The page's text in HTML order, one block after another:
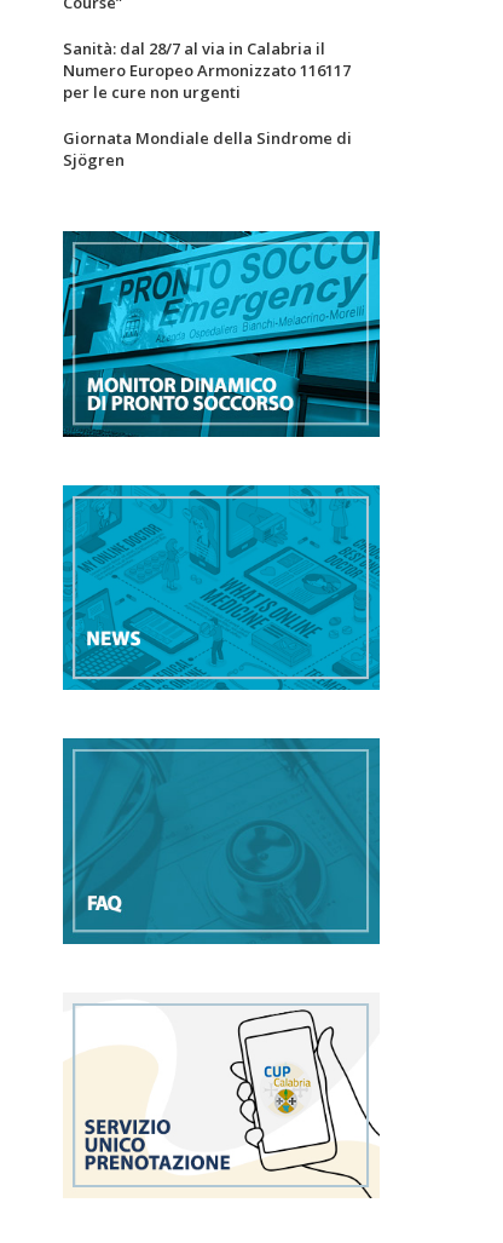
Sanità: dal 28/7 al via in Calabria il
Numero Europeo Armonizzato 116117
per le cure non urgenti
Giornata Mondiale della Sindrome di
Sjögren